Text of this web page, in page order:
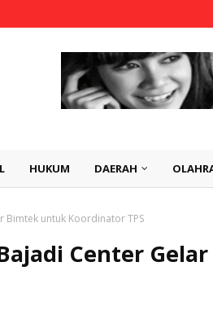
HUKUM DAERAH
Bimtek untuk Koordinator TPS
Center